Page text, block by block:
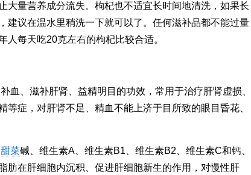
大量营养成分流失。枸杞也不适宜长时间地清洗，如果长
建议在温水里稍洗一下就可以了。任何滋补品都不能过量
每天吃20克左右的枸杞比较合适。
血、滋补肝肾、益精明目的功效，常用于治疗肝肾虚损、
症，对肝肾不足、精血不能上济于目所致的眼目昏花、
甜菜碱、维生素A、维生素B1、维生素B2、维生素C和钙、
肪在肝细胞内沉积、促进肝细胞新生的作用，对慢性肝